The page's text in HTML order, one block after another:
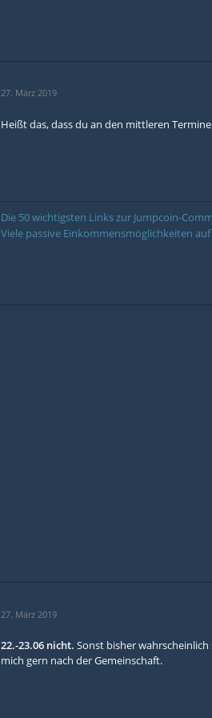
27. März 2019
Heißt das, dass du an den mittleren
Die 50 wichtigsten Links zur Jumpcoin-
Viele passive Einkommensmöglichkeiten
27. März 2019
22.-23.06 nicht. Sonst bisher
mich gern nach der Gemeinschaft.